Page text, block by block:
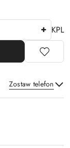
KPL
Zostaw telefon